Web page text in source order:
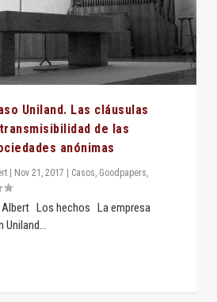
Uniland. Las cláusulas
de las
anónimas
Nov 21, 2017 Casos, Goodpapers,
Albert Los hechos La empresa
Uniland...